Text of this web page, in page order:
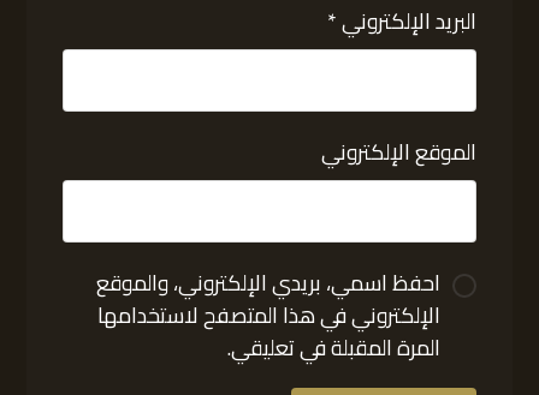
البريد الإلكتروني*
الموقع الإلكتروني
احفظ اسمي، بريدي الإلكتروني، والموقع
الإلكتروني في هذا المتصفح لاستخدامها
المرة المقبلة في تعليقي.